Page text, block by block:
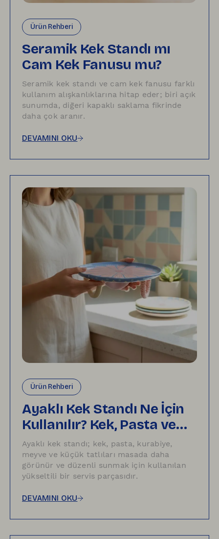
Ürün Rehberi
Seramik Kek Standı mı
Cam Kek Fanusu mu?
Seramik kek standı ve cam kek fanusu farklı
kullanım alışkanlıklarına hitap eder; biri açık
sunumda, diğeri kapaklı saklama fikrinde
daha çok aranır.
DEVAMINI OKU
Ürün Rehberi
Ayaklı Kek Standı Ne İçin
Kullanılır? Kek, Pasta ve
Tatlı Sunumu İçin Fikirler
Ayaklı kek standı; kek, pasta, kurabiye,
meyve ve küçük tatlıları masada daha
görünür ve düzenli sunmak için kullanılan
yükseltili bir servis parçasıdır.
DEVAMINI OKU